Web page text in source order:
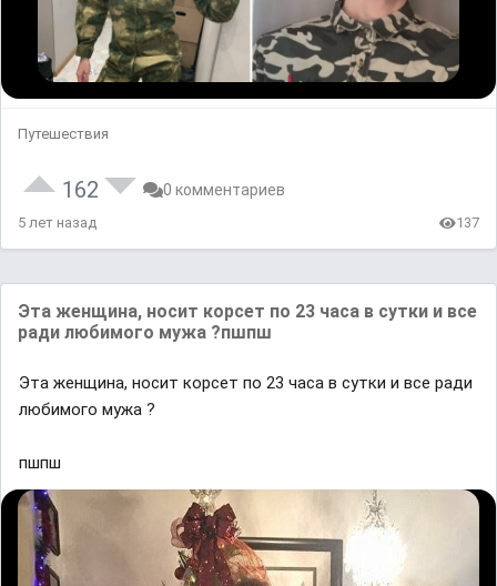
Путешествия
162 0 комментариев
5 лет назад 137
Эта женщина, носит корсет по 23 часа в сутки и все
ради любимого мужа ?пшпш
Эта женщина, носит корсет по 23 часа в сутки и все ради
любимого мужа ?
пшпш